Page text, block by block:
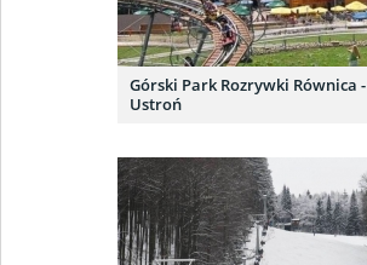
Górski Park Rozrywki Równica -
Ustroń